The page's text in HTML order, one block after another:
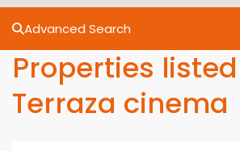
Advanced Search
Properties
Terraza cinema